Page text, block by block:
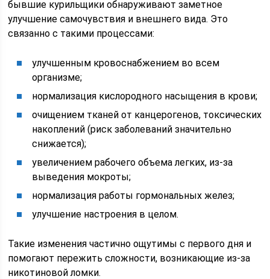
бывшие курильщики обнаруживают заметное
улучшение самочувствия и внешнего вида. Это
связанно с такими процессами:
улучшенным кровоснабжением во всем
организме;
нормализация кислородного насыщения в крови;
очищением тканей от канцерогенов, токсических
накоплений (риск заболеваний значительно
снижается);
увеличением рабочего объема легких, из-за
выведения мокроты;
нормализация работы гормональных желез;
улучшение настроения в целом.
Такие изменения частично ощутимы с первого дня и
помогают пережить сложности, возникающие из-за
никотиновой ломки.